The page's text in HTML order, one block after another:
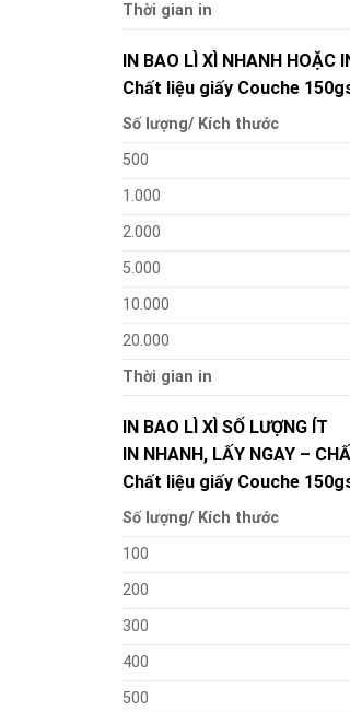
Thời gian in
IN BAO LÌ XÌ NHANH HOẶC
Chất liệu giấy Couche
Số lượng/ Kích thước
500
1.000
2.000
5.000
10.000
20.000
Thời gian in
IN BAO LÌ XÌ SỐ LƯỢNG ÍT
IN NHANH, LẤY NGAY –
Chất liệu giấy Couche
Số lượng/ Kích thước
100
200
300
400
500